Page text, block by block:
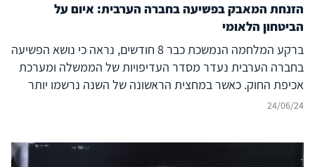
הזנחת המאבק בפשיעה בחברה הערבית: איום על
הביטחון הלאומי
ברקע המלחמה הנמשכת כבר 8 חודשים, נראה כי נושא הפשיעה
בחברה הערבית נעדר מסדר העדיפויות של הממשלה ומערכת
אכיפת החוק. כאשר במחצית הראשונה של השנה נרשמו יותר
ממאה נרצחים במגזר הערבי, המשך הזנחת ההתמודדות עם
24/06/24